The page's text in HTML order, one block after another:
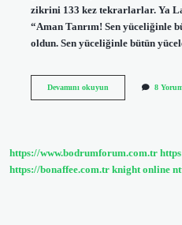
zikrini 133 kez tekrarlarlar. Ya
“Aman Tanrım! Sen yüceliğinle
oldun. Sen yüceliğinle bütün
Devamını okuyun7
8
https://www.bodrumforum.com.tr
https://bonaffee.com.tr knight online